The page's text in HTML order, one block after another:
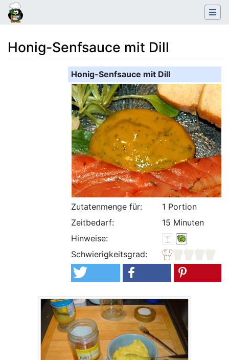
Honig-Senfsauce mit Dill
Navigation,Suche
Honig-Senfsauce mit Dill
Zutatenmenge für:
1 Portion
Zeitbedarf:
15 Minuten
Hinweise:
Schwierigkeitsgrad: